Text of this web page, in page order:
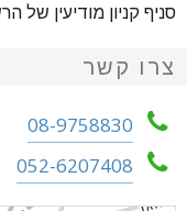
סניף קניון מודיעין של
צרו קשר
08-9758830
052-6207408